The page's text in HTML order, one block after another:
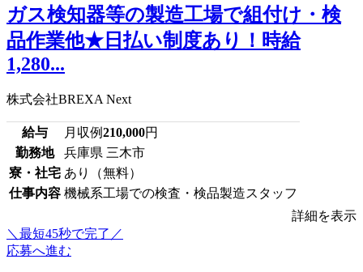
ガス検知器等の製造工場で組付け・検
品作業他★日払い制度あり！時給
1,280...
株式会社BREXA Next
給与 月収例210,000円
勤務地
兵庫県 三木市
寮・社宅 あり（無料）
仕事内容 機械系工場での検査・検品製造スタッフ
詳細を表示
＼最短45秒で完了／
応募へ進む